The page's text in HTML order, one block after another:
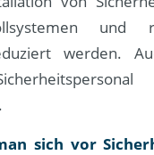
und
werden.
sich vor